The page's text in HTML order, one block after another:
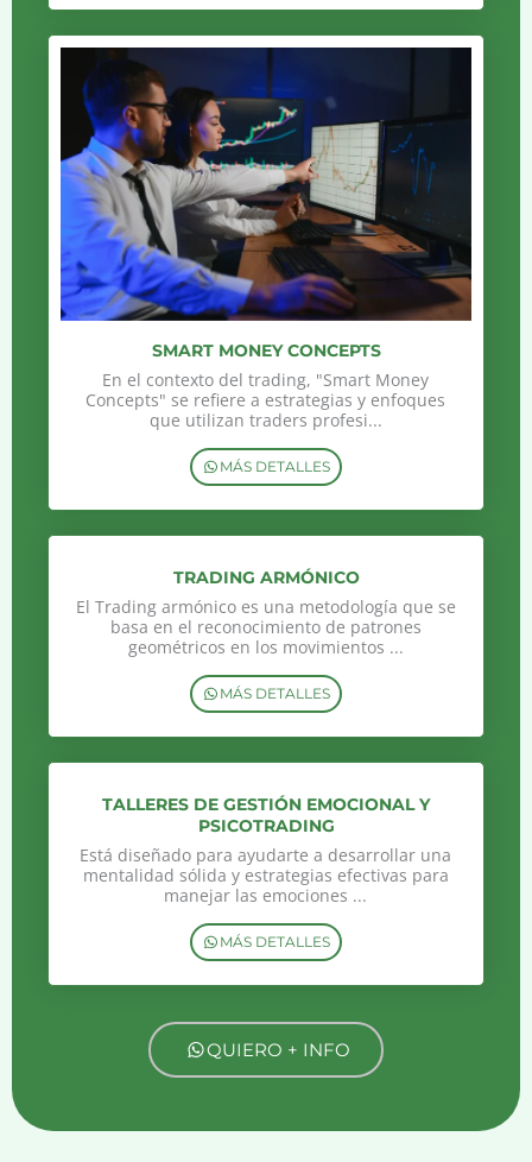
SMART MONEY CONCEPTS
En el contexto del trading, "Smart Money
Concepts" se refiere a estrategias y enfoques
que utilizan traders profesi...
MÁS DETALLES
TRADING ARMÓNICO
El Trading armónico es una metodología que se
basa en el reconocimiento de patrones
geométricos en los movimientos ...
MÁS DETALLES
TALLERES DE GESTIÓN EMOCIONAL Y
PSICOTRADING
Está diseñado para ayudarte a desarrollar una
mentalidad sólida y estrategias efectivas para
manejar las emociones ...
MÁS DETALLES
QUIERO + INFO